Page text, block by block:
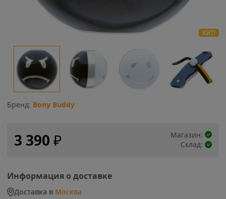
ХИТ!
Бренд: Bony Buddy
3 390 ₽
Магазин:
Склад:
Информация о доставке
Доставка в Москва